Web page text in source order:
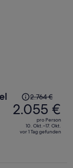
Der
Preis
betrug
2.764 €,
jetzt
2.764 €
2.055 €
pro Person
10. Okt.–17. Okt.
vor 1 Tag gefunden